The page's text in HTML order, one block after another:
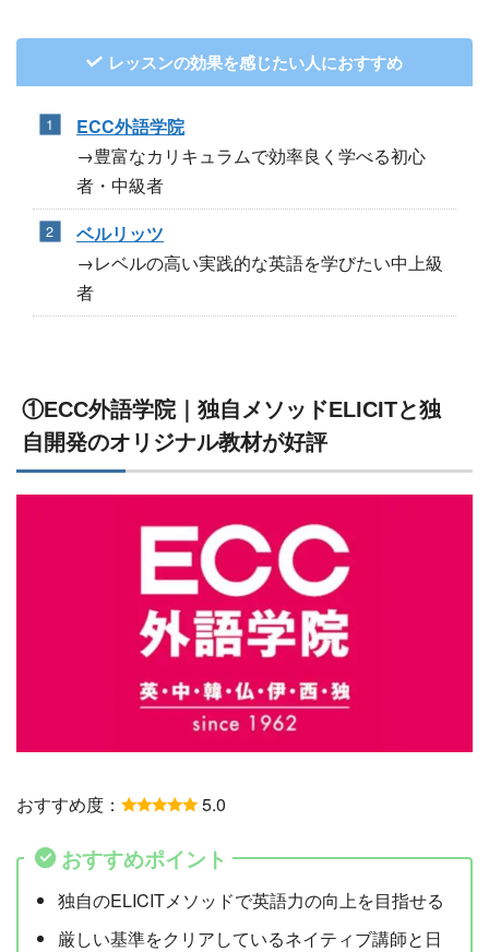
レッスンの効果を感じたい人におすすめ
ECC外語学院
→豊富なカリキュラムで効率良く学べる初心
者・中級者
ベルリッツ
→レベルの高い実践的な英語を学びたい中上級
者
①ECC外語学院｜独自メソッドELICITと独
自開発のオリジナル教材が好評
おすすめ度： 5.0
おすすめポイント
独自のELICITメソッドで英語力の向上を目指せる
厳しい基準をクリアしているネイティブ講師と日